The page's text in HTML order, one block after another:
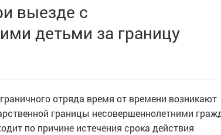
выезде с
детьми за границу
отряда время от времени возникают
границы несовершеннолетними
по причине истечения срока действия